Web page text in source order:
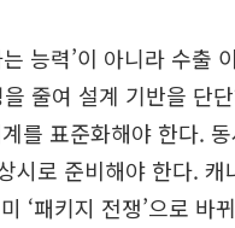
능력’이 아니라 수출 이
줄여 설계 기반을 단
를 표준화해야 한다. 동
시로 준비해야 한다. 캐
‘패키지 전쟁’으로 바뀌